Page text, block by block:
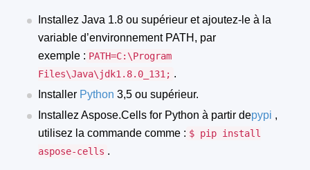
Installez Java 1.8 ou supérieur et ajoutez-le à la
variable d’environnement PATH, par
exemple : PATH=C:\Program
Files\Java\jdk1.8.0_131; .
Installer Python 3,5 ou supérieur.
Installez Aspose.Cells for Python à partir depypi ,
utilisez la commande comme : $ pip install
aspose-cells .